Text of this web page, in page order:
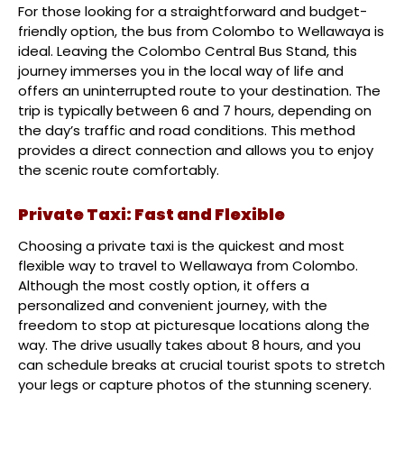
For those looking for a straightforward and budget-
friendly option, the bus from Colombo to Wellawaya is
ideal. Leaving the Colombo Central Bus Stand, this
journey immerses you in the local way of life and
offers an uninterrupted route to your destination. The
trip is typically between 6 and 7 hours, depending on
the day’s traffic and road conditions. This method
provides a direct connection and allows you to enjoy
the scenic route comfortably.
Private Taxi: Fast and Flexible
Choosing a private taxi is the quickest and most
flexible way to travel to Wellawaya from Colombo.
Although the most costly option, it offers a
personalized and convenient journey, with the
freedom to stop at picturesque locations along the
way. The drive usually takes about 8 hours, and you
can schedule breaks at crucial tourist spots to stretch
your legs or capture photos of the stunning scenery.